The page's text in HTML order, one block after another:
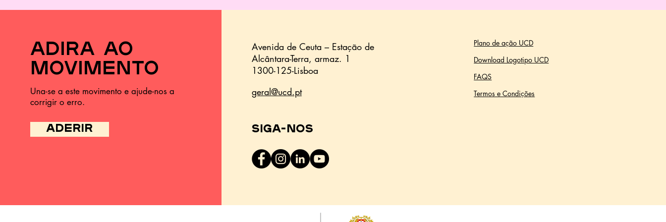
adira ao
movimento
Una-se a este movimento e ajude-nos a
corrigir o erro.
ADERIR
Avenida de Ceuta – Estação de
Alcântara-Terra, armaz. 1
1300-125-Lisboa
geral@ucd.pt
Siga-nos
Plano de ação UCD
Download Logotipo UCD
FAQS
Termos e Condições